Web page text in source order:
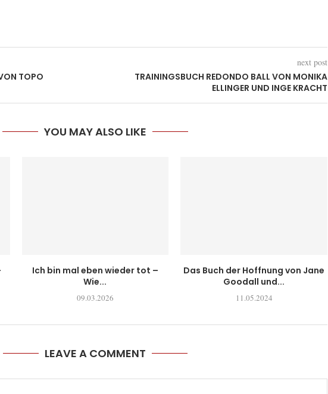
TOPO
next post
TRAININGSBUCH REDONDO BALL VON MONIKA
ELLINGER UND INGE KRACHT
YOU MAY ALSO LIKE
Ich bin mal eben wieder tot –
Wie...
09.03.2026
Das Buch der Hoffnung von Jane
Goodall und...
11.05.2024
LEAVE A COMMENT